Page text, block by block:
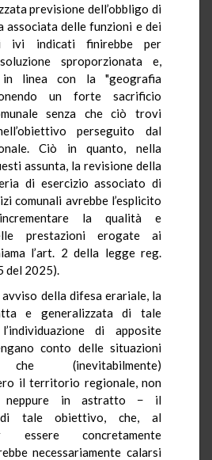
previsione dell’obbligo di
associata delle funzioni e dei
ivi indicati finirebbe per
sproporzionata e,
in linea con la "geografia
un forte sacrificio
senza che ciò trovi
perseguito dal
Ciò in quanto, nella
assunta, la revisione della
di esercizio associato di
comunali avrebbe l’esplicito
la qualità e
prestazioni erogate ai
l’art. 2 della legge reg.
del 2025).
avviso della difesa erariale, la
e generalizzata di tale
di apposite
conto delle situazioni
che (inevitabilmente)
il territorio regionale, non
neppure in astratto − il
di tale obiettivo, che, al
essere concretamente
necessariamente calarsi